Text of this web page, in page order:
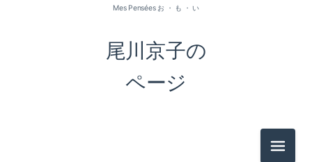
尾川京子の
ページ
Mes Pensées お ・ も ・ い
メニュ